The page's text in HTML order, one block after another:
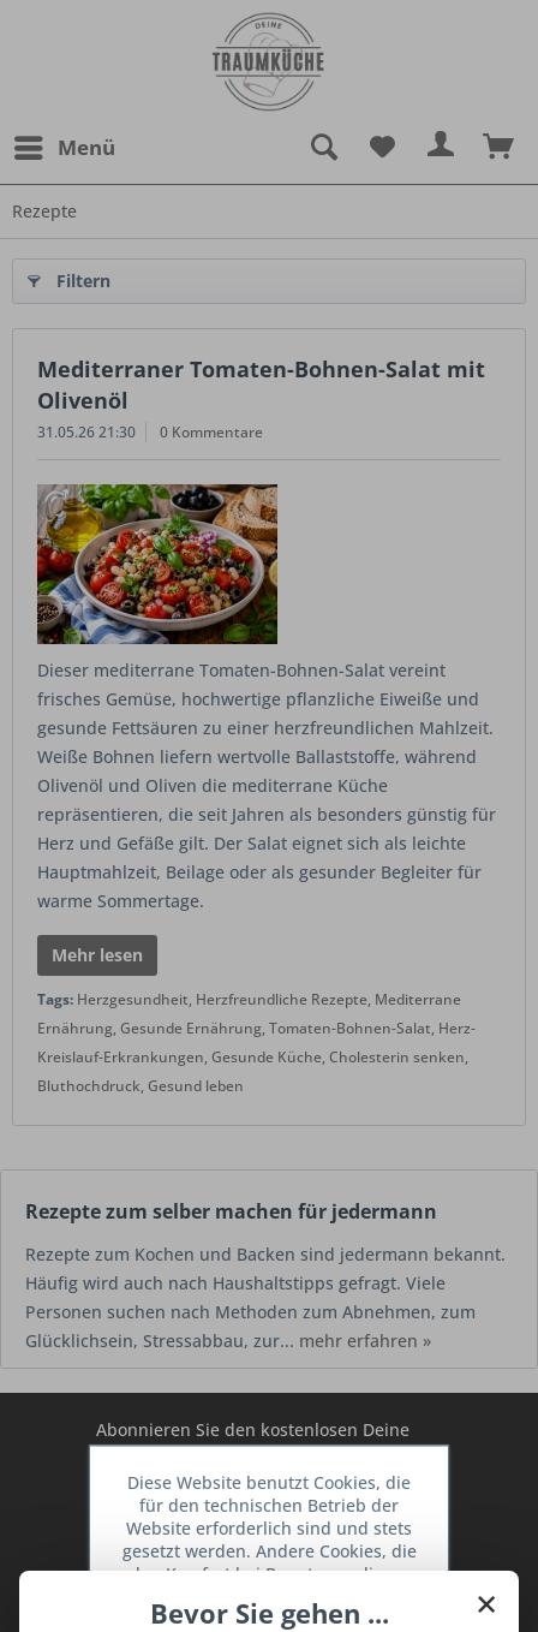
Menü
Rezepte
Filtern
Mediterraner Tomaten-Bohnen-Salat mit
Olivenöl
31.05.26 21:30 0 Kommentare
Dieser mediterrane Tomaten-Bohnen-Salat vereint
frisches Gemüse, hochwertige pflanzliche Eiweiße und
gesunde Fettsäuren zu einer herzfreundlichen Mahlzeit.
Weiße Bohnen liefern wertvolle Ballaststoffe, während
Olivenöl und Oliven die mediterrane Küche
repräsentieren, die seit Jahren als besonders günstig für
Herz und Gefäße gilt. Der Salat eignet sich als leichte
Hauptmahlzeit, Beilage oder als gesunder Begleiter für
warme Sommertage.
Mehr lesen
Tags: Herzgesundheit, Herzfreundliche Rezepte, Mediterrane
Ernährung, Gesunde Ernährung, Tomaten-Bohnen-Salat, Herz-
Kreislauf-Erkrankungen, Gesunde Küche, Cholesterin senken,
Bluthochdruck, Gesund leben
Rezepte zum selber machen für jedermann
Rezepte zum Kochen und Backen sind jedermann bekannt.
Häufig wird auch nach Haushaltstipps gefragt. Viele
Personen suchen nach Methoden zum Abnehmen, zum
Glücklichsein, Stressabbau, zur... mehr erfahren »
Abonnieren Sie den kostenlosen Deine
Sie keine Neuigkeit oder Aktion mehr aus
dem Traum Küchen - Shop.
Ich habe dieDatenschutzbestimmungen
×
Bevor Sie gehen ...
Diese Website benutzt Cookies, die
für den technischen Betrieb der
Website erforderlich sind und stets
gesetzt werden. Andere Cookies, die
den Komfort bei Benutzung dieser
dienen oder die Interaktion mit